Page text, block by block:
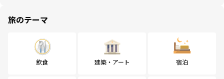
旅のテーマ
飲食 建築・アート 宿泊